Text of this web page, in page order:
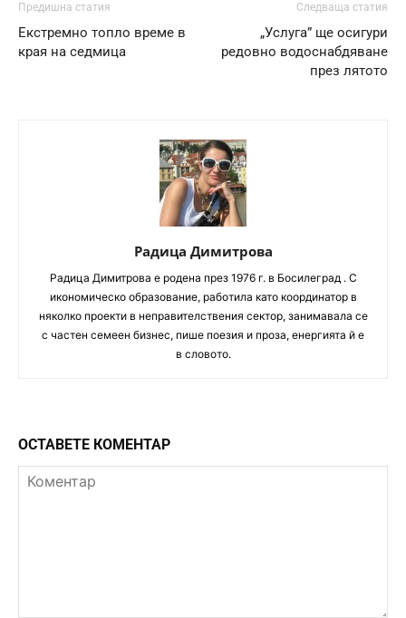
Предишна статия
Екстремно топло време в
края на седмица
Следваща статия
„Услуга” ще осигури
редовно водоснабдяване
през лятото
Радица Димитрова
Радица Димитрова e родена през 1976 г. в Босилеград . С
икономическо образование, работила като координатор в
няколко проекти в неправителствения сектор, занимавала се
с частен семеен бизнес, пише поезия и проза, енергията й е
в словото.
ОСТАВЕТЕ КОМЕНТАР